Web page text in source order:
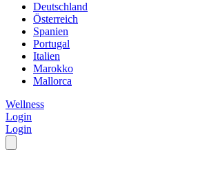
Deutschland
Österreich
Spanien
Portugal
Italien
Marokko
Mallorca
Wellness
Login
Login